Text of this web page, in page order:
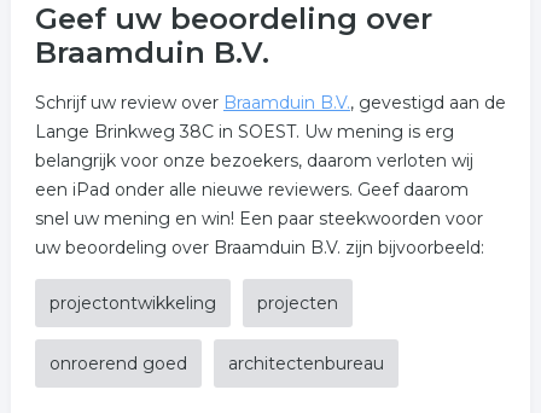
Geef uw beoordeling over
Braamduin B.V.
Schrijf uw review over Braamduin B.V., gevestigd aan de
Lange Brinkweg 38C in SOEST. Uw mening is erg
belangrijk voor onze bezoekers, daarom verloten wij
een iPad onder alle nieuwe reviewers. Geef daarom
snel uw mening en win! Een paar steekwoorden voor
uw beoordeling over Braamduin B.V. zijn bijvoorbeeld:
projectontwikkeling projecten
onroerend goed architectenbureau